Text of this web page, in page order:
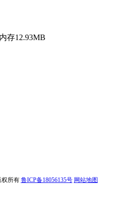
存12.93MB
权所有 鲁ICP备18056135号 网站地图